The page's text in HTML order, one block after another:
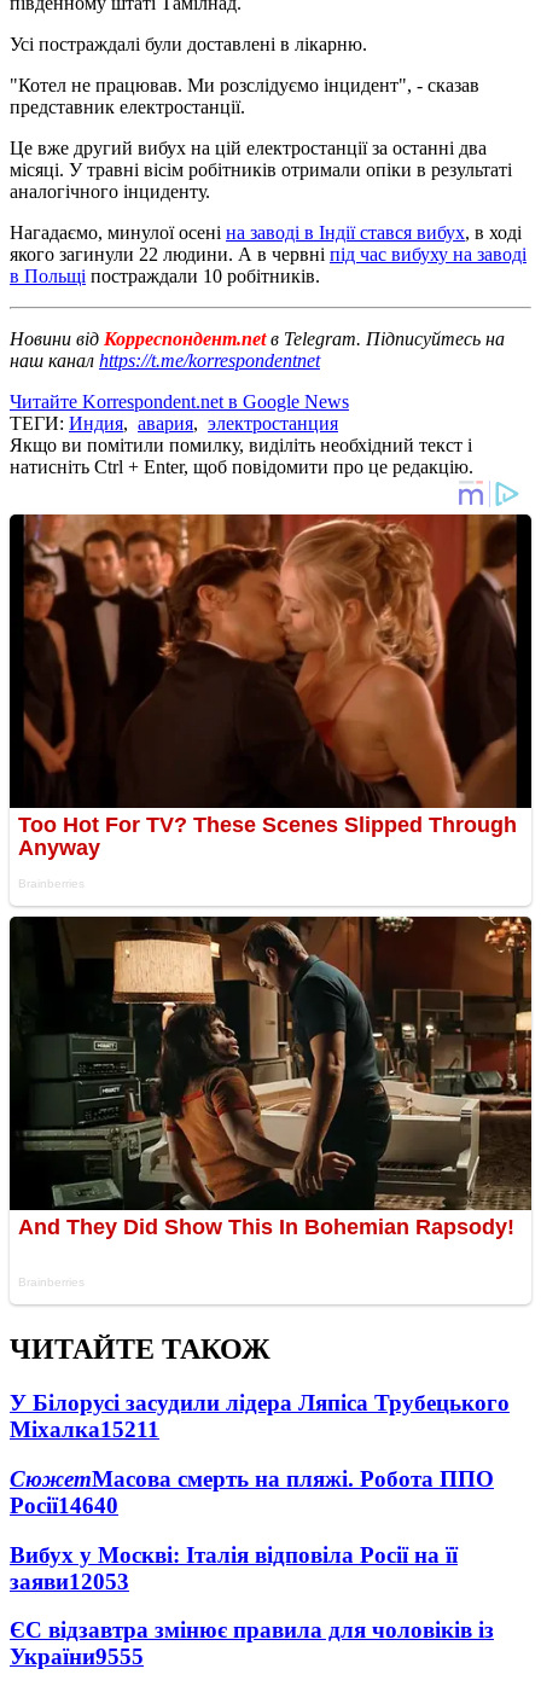
Усі постраждалі були доставлені в лікарню.
"Котел не працював. Ми розслідуємо інцидент", - сказав
представник електростанції.
Це вже другий вибух на цій електростанції за останні два
місяці. У травні вісім робітників отримали опіки в результаті
аналогічного інциденту.
Нагадаємо, минулої осені на заводі в Індії стався вибух, в ході
якого загинули 22 людини. А в червні під час вибуху на заводі
в Польщі постраждали 10 робітників.
Новини від Корреспондент.netв Telegram. Підписуйтесь на
наш канал https://t.me/korrespondentnet
Читайте Korrespondent.net в Google News
ТЕГИ: Индия, авария, электростанция
Якщо ви помітили помилку, виділіть необхідний текст і
натисніть Ctrl + Enter, щоб повідомити про це редакцію.
ЧИТАЙТЕ ТАКОЖ
У Білорусі засудили лідера Ляпіса Трубецького
Міхалка15211
СюжетМасова смерть на пляжі. Робота ППО
Росії14640
Вибух у Москві: Італія відповіла Росії на її
заяви12053
ЄС відзавтра змінює правила для чоловіків із
України9555